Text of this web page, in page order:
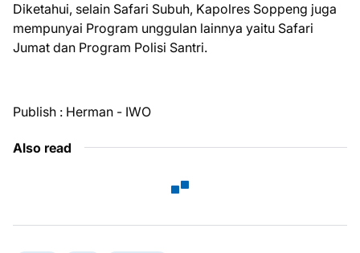
Diketahui, selain Safari Subuh, Kapolres Soppeng juga
mempunyai Program unggulan lainnya yaitu Safari
Jumat dan Program Polisi Santri.
Publish : Herman - IWO
Also read